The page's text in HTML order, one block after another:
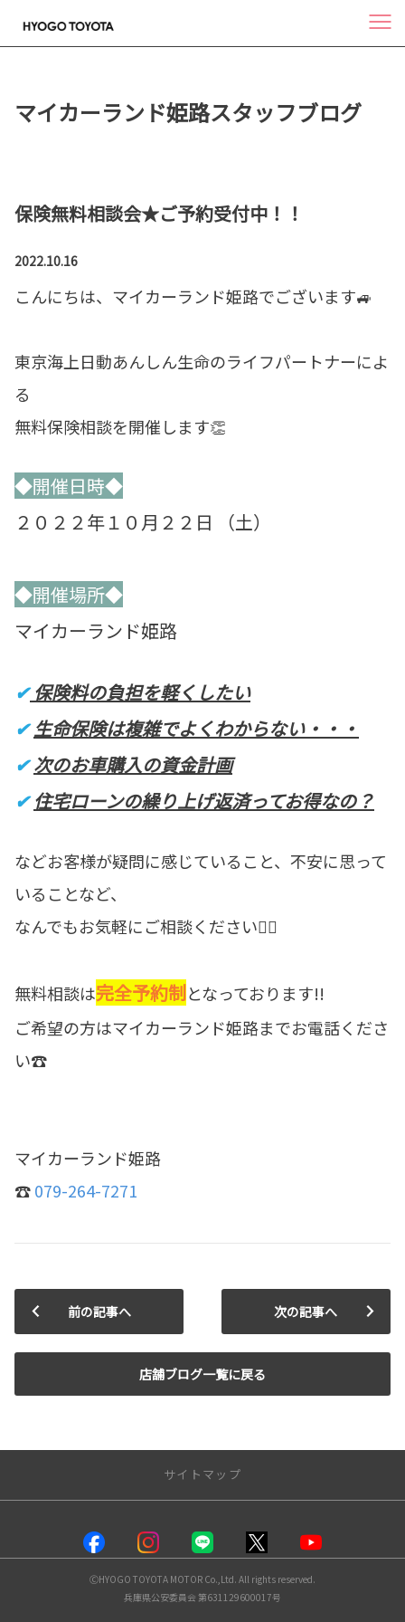
マイカーランド姫路スタッフブログ
保険無料相談会★ご予約受付中！！
2022.10.16
こんにちは、マイカーランド姫路でございます🚙
東京海上日動あんしん生命のライフパートナーによ
る
無料保険相談を開催します👏
◆開催日時◆
２０２２年１０月２２日 （土）
◆開催場所◆
マイカーランド姫路
✔保険料の負担を軽くしたい
✔生命保険は複雑でよくわからない・・・
✔次のお車購入の資金計画
✔ 住宅ローンの繰り上げ返済ってお得なの？
などお客様が疑問に感じていること、不安に思って
いることなど、
なんでもお気軽にご相談ください🙆‍♀️
無料相談は完全予約制となっております!!
ご希望の方はマイカーランド姫路までお電話くださ
い☎
マイカーランド姫路
☎079-264-7271
前の記事へ
店舗ブログ一覧に戻る
次の記事へ
サイトマップ
ⒸHYOGO TOYOTA MOTOR Co.,Ltd. All rights reserved.
兵庫県公安委員会 第631129600017号